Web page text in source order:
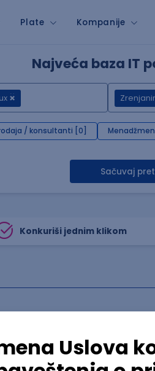
Plate Kompanije
Najveća baza IT
/ konsultanti [0]
Sačuvaj
Konkuriši jednim klikom
svakog